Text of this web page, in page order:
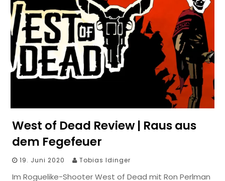
West of Dead Review | Raus aus
dem Fegefeuer
19. Juni 2020 Tobias Idinger
Im Roguelike-Shooter West of Dead mit Ron Perlman